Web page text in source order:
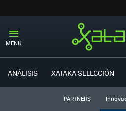
MENÚ
ANÁLISIS XATAKA SELECCIÓN
PARTNERS